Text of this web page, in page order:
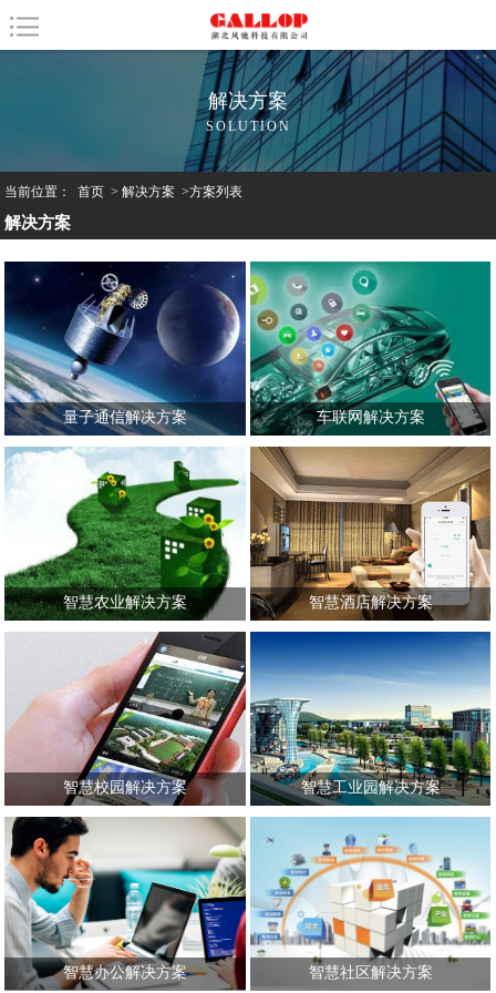
解决方案
SOLUTION
当前位置： 首页 > 解决方案 >方案列表
解决方案
量子通信解决方案
方式所不具备的绝对安全特性，利
用量子技术让政府、金融等机构信
息安全得到保障。合作伙伴国科量
子一量子通信...
车联网解决方案
心，凭借先进的技术，提供最先
进、全面的驾乘体验；车辆定位及
运营监控、流量监测及分析、道路
使用及收费、车队...
智慧农业解决方案
应用计算机与网络技术、物联网技
术、音视频技术、3S技术（遥感技
术(Remote sensing，RS)、地理信息
系统(Geogra...
智慧酒店解决方案
营模式；方案特色：1.安全舒适的
环境、2.高度的系统集成化、3.高
效的数字化管理 、4.绿色节能技
术、5.智能便利的...
智慧校园解决方案
务”为核心,对教学、科研、管理和
生活服务等信息进行全面数字化管
理, 打造4D校园。
智慧工业园解决方案
造园区建筑智能化、数字化、生态
化。.利用公司核心智能楼宇管理，
在安全防护和建筑节能领域，可以
为物业管理效...
智慧办公解决方案 智慧社区解决方案